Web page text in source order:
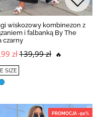
wiskozowy kombinezon z
i falbanką By The
czarny
zł139,99 zł 🔥
SIZE
PROMOCJA -50%